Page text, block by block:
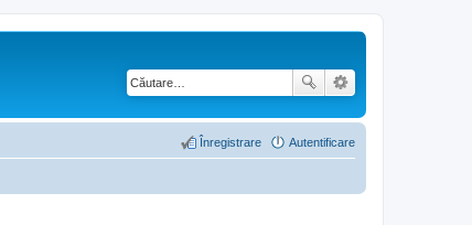
Autentificare
Înregistrare